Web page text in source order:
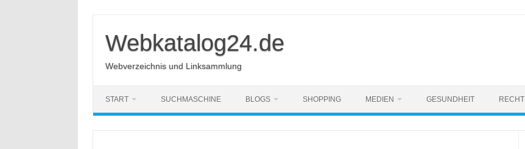
springen
Webkatalog24.de
Webverzeichnis und Linksammlung
START SUCHMASCHINE BLOGS SHOPPING MEDIEN GESUNDHEIT RECHT